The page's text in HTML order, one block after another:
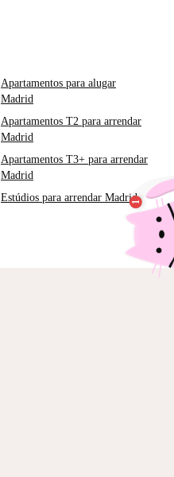
Apartamentos para alugar
Madrid
Apartamentos T2 para arrendar
Madrid
Apartamentos T3+ para arrendar
Madrid
Estúdios para arrendar Madrid